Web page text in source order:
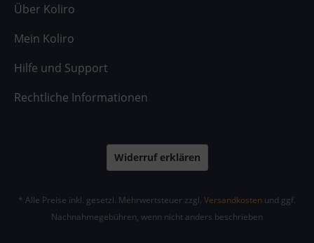
Über Koliro
Mein Koliro
Hilfe und Support
Rechtliche Informationen
Widerruf erklären
* Alle Preise inkl. gesetzl. Mehrwertsteuer zzgl. Versandkosten und ggf.
Nachnahmegebühren, wenn nicht anders beschrieben